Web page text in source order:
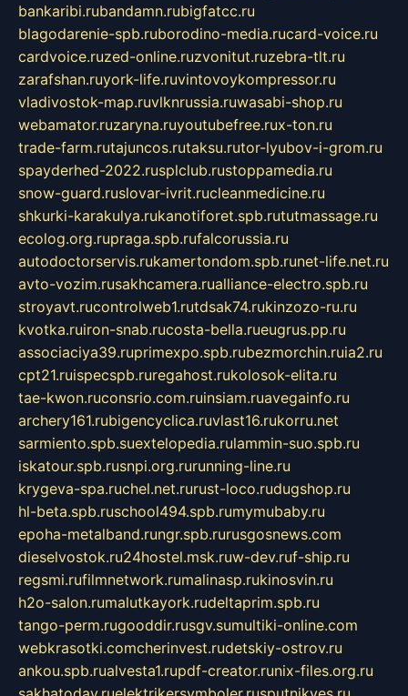
bankaribi.rubandamn.rubigfatcc.ru
blagodarenie-spb.ruborodino-media.rucard-voice.ru
cardvoice.ruzed-online.ruzvonitut.ruzebra-tlt.ru
zarafshan.ruyork-life.ruvintovoykompressor.ru
vladivostok-map.ruvlknrussia.ruwasabi-shop.ru
webamator.ruzaryna.ruyoutubefree.rux-ton.ru
trade-farm.rutajuncos.rutaksu.rutor-lyubov-i-grom.ru
spayderhed-2022.rusplclub.rustoppamedia.ru
snow-guard.ruslovar-ivrit.rucleanmedicine.ru
shkurki-karakulya.rukanotiforet.spb.rututmassage.ru
ecolog.org.rupraga.spb.rufalcorussia.ru
autodoctorservis.rukamertondom.spb.runet-life.net.ru
avto-vozim.rusakhcamera.rualliance-electro.spb.ru
stroyavt.rucontrolweb1.rutdsak74.rukinzozo-ru.ru
kvotka.ruiron-snab.rucosta-bella.rueugrus.pp.ru
associaciya39.ruprimexpo.spb.rubezmorchin.ruia2.ru
cpt21.ruispecspb.ruregahost.rukolosok-elita.ru
tae-kwon.ruconsrio.com.ruinsiam.ruavegainfo.ru
archery161.rubigencyclica.ruvlast16.rukorru.net
sarmiento.spb.suextelopedia.rulammin-suo.spb.ru
iskatour.spb.rusnpi.org.rurunning-line.ru
krygeva-spa.ruchel.net.rurust-loco.rudugshop.ru
hl-beta.spb.ruschool494.spb.rumymubaby.ru
epoha-metalband.rungr.spb.rurusgosnews.com
dieselvostok.ru24hostel.msk.ruw-dev.ruf-ship.ru
regsmi.rufilmnetwork.rumalinasp.rukinosvin.ru
h2o-salon.rumalutkayork.rudeltaprim.spb.ru
tango-perm.rugooddir.rusgv.sumultiki-online.com
webkrasotki.comcherinvest.rudetskiy-ostrov.ru
ankou.spb.rualvesta1.rupdf-creator.runix-files.org.ru